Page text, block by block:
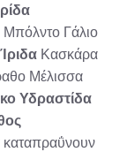
Μπόλντο Γάλιο
Ίριδα Κασκάρα
Μέλισσα
Υδραστίδα
καταπραΰνουν